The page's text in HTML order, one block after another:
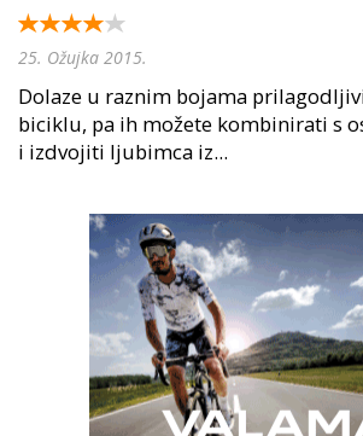
25. Ožujka 2015.
Dolaze u raznim bojama
biciklu, pa ih možete kombinirati s
i izdvojiti ljubimca iz...